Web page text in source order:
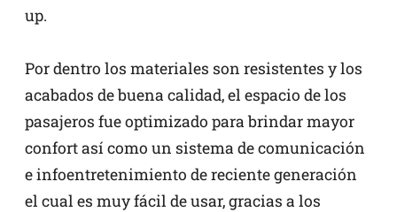
up.
Por dentro los materiales son resistentes y los
acabados de buena calidad, el espacio de los
pasajeros fue optimizado para brindar mayor
confort así como un sistema de comunicación
e infoentretenimiento de reciente generación
el cual es muy fácil de usar, gracias a los